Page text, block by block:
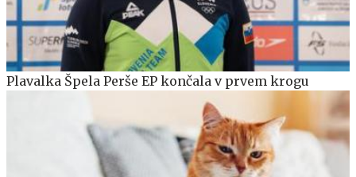
Plavalka Špela Perše EP končala v prvem krogu